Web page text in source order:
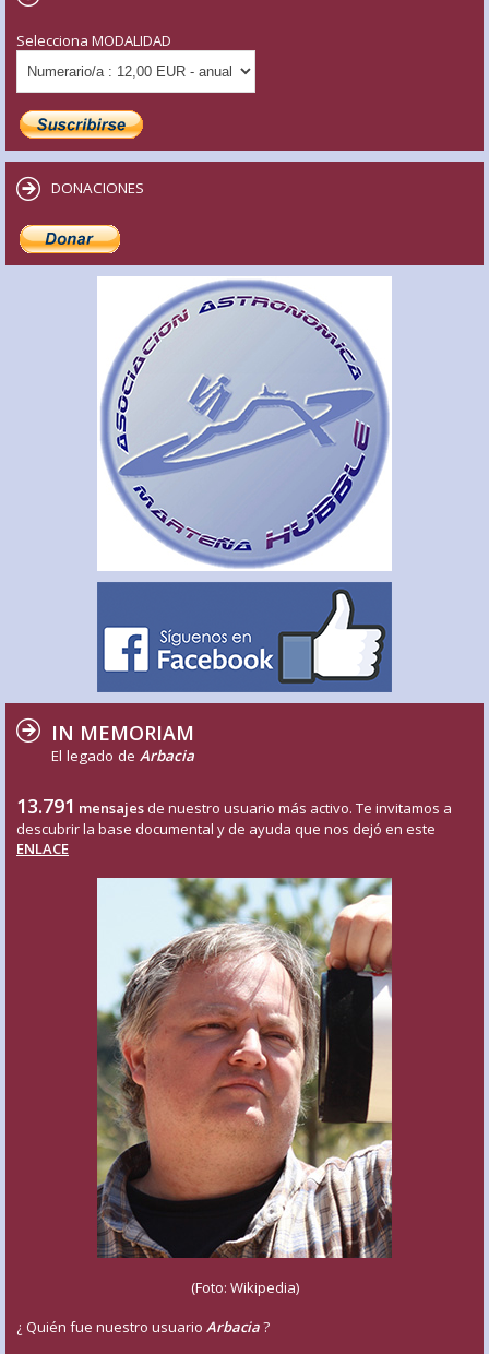
Selecciona MODALIDAD
DONACIONES
IN MEMORIAM
El legado de Arbacia
13.791 mensajes de nuestro usuario más activo. Te invitamos a
descubrir la base documental y de ayuda que nos dejó en este
ENLACE
(Foto: Wikipedia)
¿ Quién fue nuestro usuario Arbacia?